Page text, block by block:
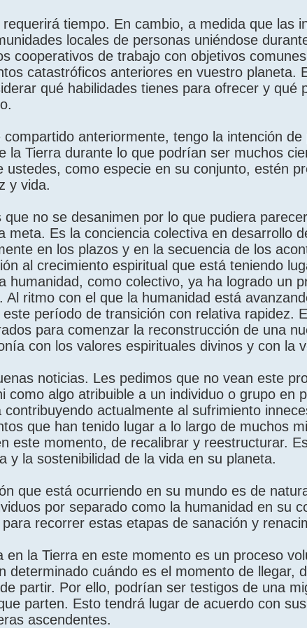
requerirá tiempo. En cambio, a medida que las
locales de personas uniéndose
cooperativos de trabajo con objetivos
catastróficos anteriores en vuestro planeta.
qué habilidades tienes para ofrecer y qué
compartido anteriormente, tengo la intención
la Tierra durante lo que podrían ser muchos
ustedes, como especie en su conjunto, estén
y vida.
que no se desanimen por lo que pudiera
meta. Es la conciencia colectiva en desarrollo
en los plazos y en la secuencia de los
al crecimiento espiritual que está teniendo
humanidad, como colectivo, ya ha logrado un
Al ritmo con el que la humanidad está
período de transición con relativa rapidez.
para comenzar la reconstrucción de una
con los valores espirituales divinos y con la
noticias. Les pedimos que no vean este
como algo atribuible a un individuo o grupo en
contribuyendo actualmente al sufrimiento
que han tenido lugar a lo largo de muchos
este momento, de recalibrar y reestructurar.
y la sostenibilidad de la vida en su planeta.
que está ocurriendo en su mundo es de
por separado como la humanidad en su
recorrer estas etapas de sanación y
en la Tierra en este momento es un proceso
determinado cuándo es el momento de llegar,
partir. Por ello, podrían ser testigos de una
parten. Esto tendrá lugar de acuerdo con
ascendentes.